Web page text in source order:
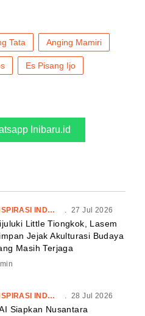
Tata Anging Mamiri
Es Pisang Ijo
Inibaru.id
INSPIRASI INDONESIA . 27 Jul 2026
Little Tiongkok, Lasem
Jejak Akulturasi Budaya
Masih Terjaga
min
INSPIRASI INDONESIA . 28 Jul 2026
Siapkan Nusantara